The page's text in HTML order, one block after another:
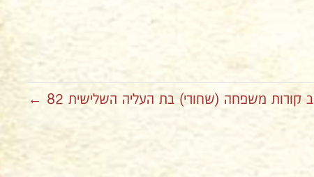
קורות משפחה (שחורי) בת העליה השלישית 82 ←